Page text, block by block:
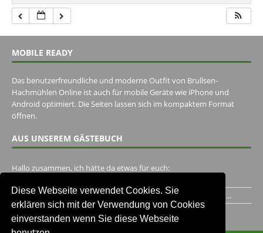
Diese Webseite verwendet Cookies. Sie
erklären sich mit der Verwendung von Cookies
einverstanden wenn Sie diese Webseite
MOBILE READY
Das benutzerfreundliche und moderne Outfit von Brullsen-
Hachmühlen Online ist auch für mobile Geräte wie iPhone und
Android optimiert. Die Seiten lassen sich im kompaktem Format
öffnen.
AUS UNSEREM GÄSTEBUCH
Hallo zusammen, ich hätte da etwas für euch:
Ich habe ein Jahr im Gasthaus Hugo Pape verbracht..Habe ihn...
Unser Gästebuch besuchen